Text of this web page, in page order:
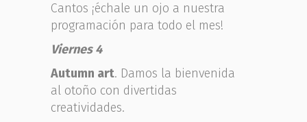
Cantos ¡échale un ojo a nuestra
programación para todo el mes!
Viernes 4
Autumn art. Damos la bienvenida
al otoño con divertidas
creatividades.